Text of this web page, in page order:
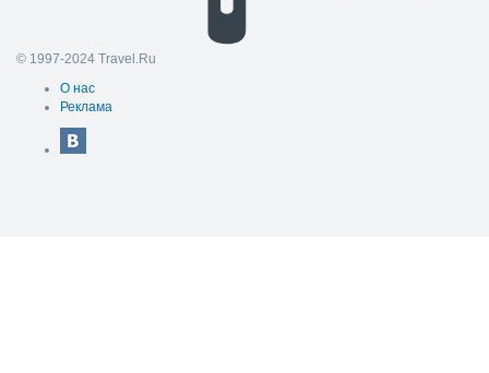
© 1997-2024 Travel.Ru
О нас
Реклама